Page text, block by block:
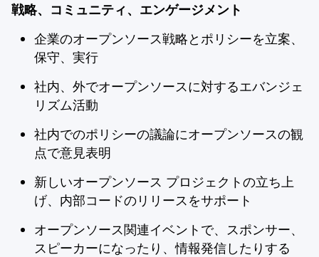
戦略、コミュニティ、エンゲージメント
企業のオープンソース戦略とポリシーを立案、
保守、実行
社内、外でオープンソースに対するエバンジェ
リズム活動
社内でのポリシーの議論にオープンソースの観
点で意見表明
新しいオープンソース プロジェクトの立ち上
げ、内部コードのリリースをサポート
オープンソース関連イベントで、スポンサー、
スピーカーになったり、情報発信したりする